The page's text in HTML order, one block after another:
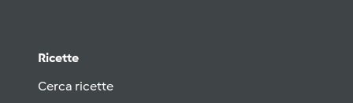
Ricette
Cerca ricette